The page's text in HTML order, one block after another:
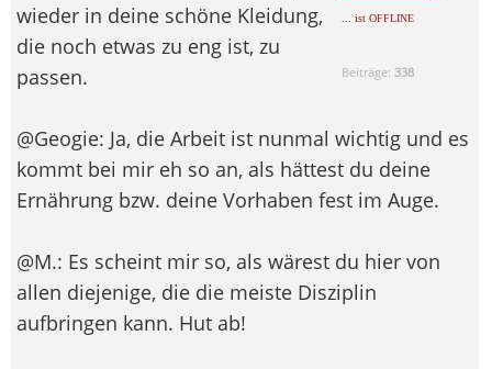
... ist OFFLINE
Beiträge: 338
wieder in deine schöne Kleidung,
die noch etwas zu eng ist, zu
passen.
@Geogie: Ja, die Arbeit ist nunmal wichtig und es
kommt bei mir eh so an, als hättest du deine
Ernährung bzw. deine Vorhaben fest im Auge.
@M.: Es scheint mir so, als wärest du hier von
allen diejenige, die die meiste Disziplin
aufbringen kann. Hut ab!